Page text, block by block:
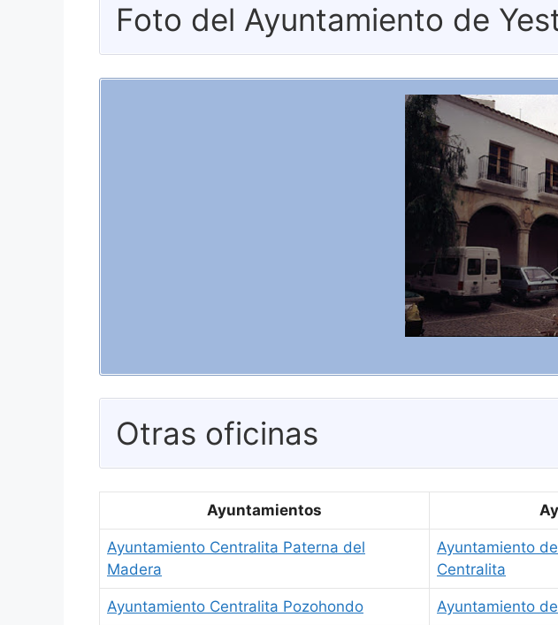
Foto del Ayuntamiento de
Otras oficinas
Ayuntamientos
Ayuntamiento Centralita Paterna del
Madera
Ayuntamiento
Centralita
Ayuntamiento Centralita Pozohondo Ayuntamiento